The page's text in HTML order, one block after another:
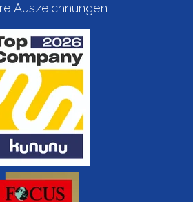
Auszeichnungen